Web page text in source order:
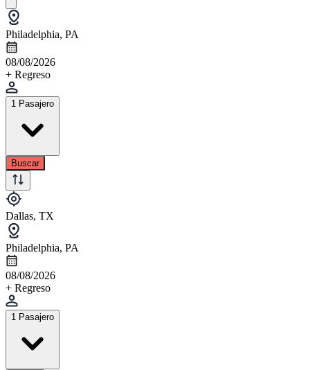
Philadelphia, PA
08/08/2026
+ Regreso
1 Pasajero
Buscar
Dallas, TX
Philadelphia, PA
08/08/2026
+ Regreso
1 Pasajero